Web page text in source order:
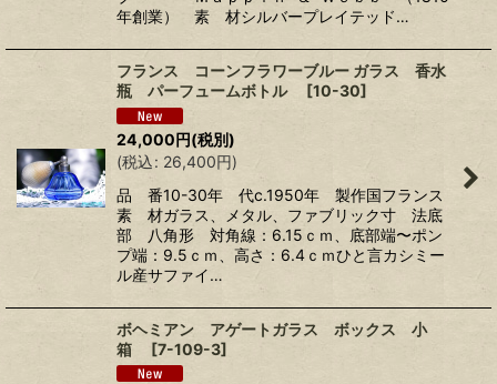
年創業） 素 材シルバープレイテッド…
フランス コーンフラワーブルー ガラス 香水
瓶 パーフュームボトル
[10-30]
24,000円(税別)
(税込: 26,400円)
品 番10-30年 代c.1950年 製作国フランス
素 材ガラス、メタル、ファブリック寸 法底
部 八角形 対角線：6.15ｃｍ、底部端〜ポン
プ端：9.5ｃｍ、高さ：6.4ｃｍひと言カシミー
ル産サファイ…
ボヘミアン アゲートガラス ボックス 小
箱
[7-109-3]